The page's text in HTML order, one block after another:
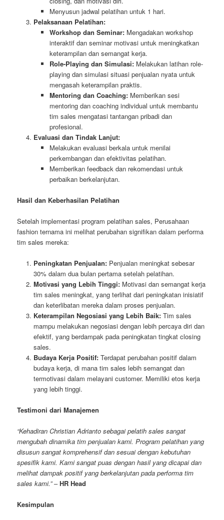
Menyusun jadwal pelatihan untuk 1 hari.
Pelaksanaan Pelatihan:
Workshop dan Seminar: Mengadakan workshop
interaktif dan seminar motivasi untuk meningkatkan
keterampilan dan semangat kerja.
Role-Playing dan Simulasi: Melakukan latihan role-
playing dan simulasi situasi penjualan nyata untuk
mengasah keterampilan praktis.
Mentoring dan Coaching: Memberikan sesi
mentoring dan coaching individual untuk membantu
tim sales mengatasi tantangan pribadi dan
profesional.
Evaluasi dan Tindak Lanjut:
Melakukan evaluasi berkala untuk menilai
perkembangan dan efektivitas pelatihan.
Memberikan feedback dan rekomendasi untuk
perbaikan berkelanjutan.
Hasil dan Keberhasilan Pelatihan
Setelah implementasi program pelatihan sales, Perusahaan
fashion ternama ini melihat perubahan signifikan dalam performa
tim sales mereka:
Peningkatan Penjualan:Penjualan meningkat sebesar
30% dalam dua bulan pertama setelah pelatihan.
Motivasi yang Lebih Tinggi:Motivasi dan semangat kerja
tim sales meningkat, yang terlihat dari peningkatan inisiatif
dan keterlibatan mereka dalam proses penjualan.
Keterampilan Negosiasi yang Lebih Baik:Tim sales
mampu melakukan negosiasi dengan lebih percaya diri dan
efektif, yang berdampak pada peningkatan tingkat closing
sales.
Budaya Kerja Positif:Terdapat perubahan positif dalam
budaya kerja, di mana tim sales lebih semangat dan
termotivasi dalam melayani customer. Memiliki etos kerja
yang lebih tinggi.
Testimoni dari Manajemen
“Kehadiran Christian Adrianto sebagai pelatih sales sangat
mengubah dinamika tim penjualan kami. Program pelatihan yang
disusun sangat komprehensif dan sesuai dengan kebutuhan
spesifik kami. Kami sangat puas dengan hasil yang dicapai dan
melihat dampak positif yang berkelanjutan pada performa tim
sales kami.”–HR Head
Kesimpulan